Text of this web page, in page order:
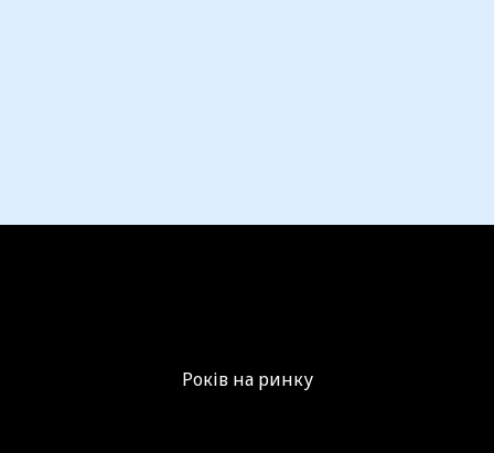
Років на ринку